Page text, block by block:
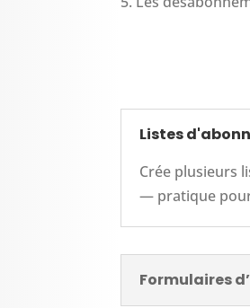
Listes
Crée plusieurs
— pratique
Formulaires